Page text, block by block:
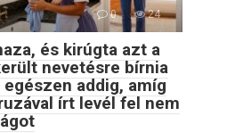
0 24
és kirúgta azt a
nevetésre bírnia
addig, amíg
írt levél fel nem